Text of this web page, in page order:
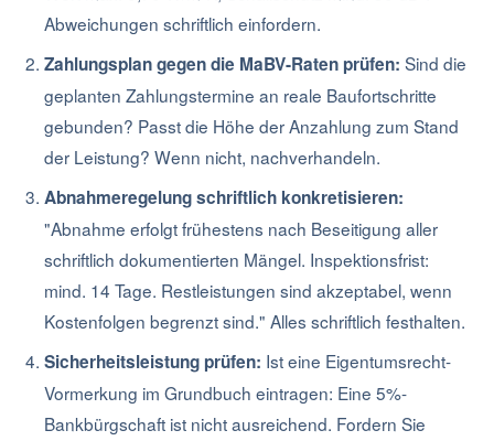
Abweichungen schriftlich einfordern.
Zahlungsplan gegen die MaBV-Raten prüfen: Sind die
geplanten Zahlungstermine an reale Baufortschritte
gebunden? Passt die Höhe der Anzahlung zum Stand
der Leistung? Wenn nicht, nachverhandeln.
Abnahmeregelung schriftlich konkretisieren:
"Abnahme erfolgt frühestens nach Beseitigung aller
schriftlich dokumentierten Mängel. Inspektionsfrist:
mind. 14 Tage. Restleistungen sind akzeptabel, wenn
Kostenfolgen begrenzt sind." Alles schriftlich festhalten.
Sicherheitsleistung prüfen: Ist eine Eigentumsrecht-
Vormerkung im Grundbuch eintragen: Eine 5%-
Bankbürgschaft ist nicht ausreichend. Fordern Sie